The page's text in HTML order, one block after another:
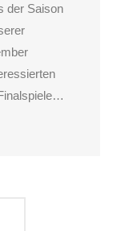
der Saison